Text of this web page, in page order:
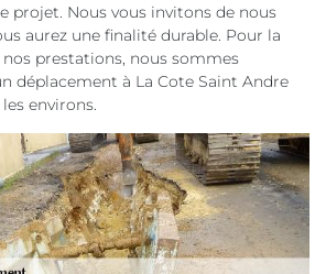
projet. Nous vous invitons de nous
aurez une finalité durable. Pour la
prestations, nous sommes
déplacement à La Cote Saint Andre
environs.